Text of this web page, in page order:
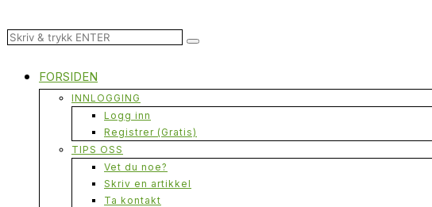
FORSIDEN
INNLOGGING
Logg inn
Registrer (Gratis)
TIPS OSS
Vet du noe?
Skriv en artikkel
Ta kontakt